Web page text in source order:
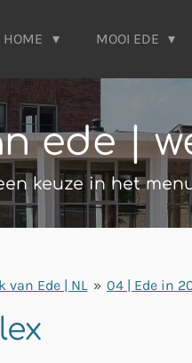
HOME MOOI EDE
ede |
keuze in het
van Ede | NL » 04 | Ede in